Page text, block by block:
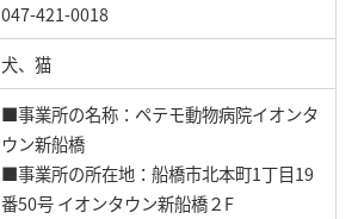
047-421-0018
犬、猫
■事業所の名称：ペテモ動物病院イオンタ
ウン新船橋
■事業所の所在地：船橋市北本町1丁目19
番50号 イオンタウン新船橋２F